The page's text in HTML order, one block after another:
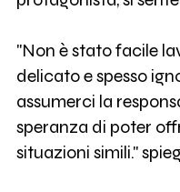
"Non è stato facile
delicato e spesso
assumerci la
speranza di poter
situazioni simili."